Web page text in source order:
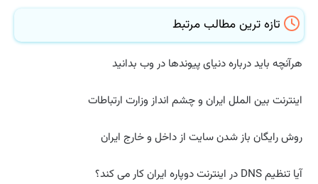
تازه ترین مطالب مرتبط
هرآنچه باید درباره دنیای پیوندها در وب بدانید
اینترنت بین الملل ایران و چشم انداز وزارت ارتباطات
روش رایگان باز شدن سایت از داخل و خارج ایران
آیا تنظیم DNS در اینترنت دوپاره ایران کار می کند؟